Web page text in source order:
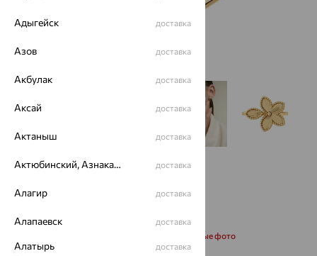
Запросить дополнительные фото
Адыгейск доставка
Азов доставка
Акбулак доставка
Аксай доставка
Актаныш доставка
Актюбинский, Азнакаевский район доставка
Алагир доставка
Алапаевск доставка
Алатырь доставка